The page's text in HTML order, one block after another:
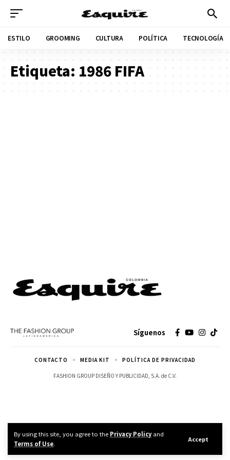
By using this site, you agree to the Privacy Policyand
Terms of Use.
Accept
ESTILO GROOMING CULTURA POLÍTICA TECNOLOGÍA
Etiqueta: 1986 FIFA
Síguenos
FASHION GROUP DISEÑO Y PUBLICIDAD, S.A. de C.V.
CONTACTO MEDIA KIT POLÍTICA DE PRIVACIDAD